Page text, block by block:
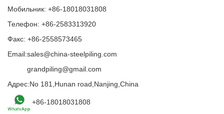
Мобильник: +86-18018031808
Телефон: +86-2583313920
Факс: +86-2558573465
Email:sales@china-steelpiling.com
grandpiling@gmail.com
Адрес:No 181,Hunan road,Nanjing,China
+86-18018031808